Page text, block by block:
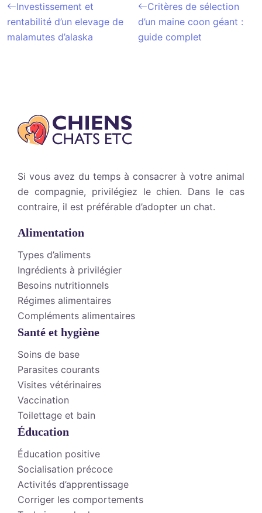
Investissement et
rentabilité d’un elevage de
malamutes d’alaska
Critères de sélection
d’un maine coon géant :
guide complet
Si vous avez du temps à consacrer à votre animal
de compagnie, privilégiez le chien. Dans le cas
contraire, il est préférable d’adopter un chat.
Alimentation
Types d’aliments
Ingrédients à privilégier
Besoins nutritionnels
Régimes alimentaires
Compléments alimentaires
Santé et hygiène
Soins de base
Parasites courants
Visites vétérinaires
Vaccination
Toilettage et bain
Éducation
Éducation positive
Socialisation précoce
Activités d’apprentissage
Corriger les comportements